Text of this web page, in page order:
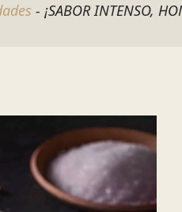
- ¡SABOR INTENSO,